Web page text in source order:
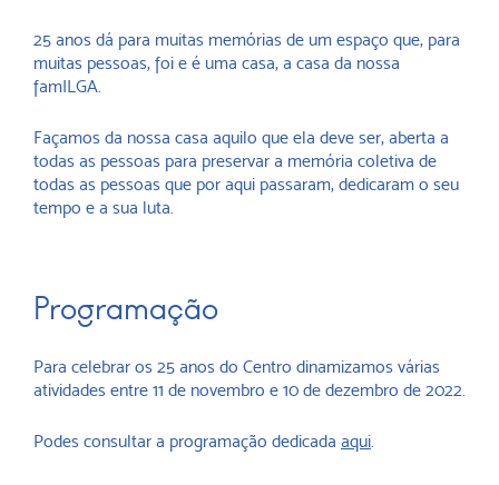
25 anos dá para muitas memórias de um espaço que, para
muitas pessoas, foi e é uma casa, a casa da nossa
famILGA.
Façamos da nossa casa aquilo que ela deve ser, aberta a
todas as pessoas para preservar a memória coletiva de
todas as pessoas que por aqui passaram, dedicaram o seu
tempo e a sua luta.
Programação
Para celebrar os 25 anos do Centro dinamizamos várias
atividades entre 11 de novembro e 10 de dezembro de 2022.
Podes consultar a programação dedicada aqui